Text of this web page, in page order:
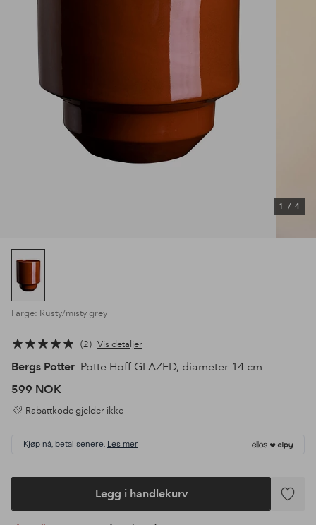
1 / 4
Farge: Rusty/misty grey
2 Vis detaljer
Bergs Potter Potte Hoff GLAZED, diameter 14 cm
599 NOK
Rabattkode gjelder ikke
Kjøp nå, betal senere. Les mer
Legg i handlekurv
Legg